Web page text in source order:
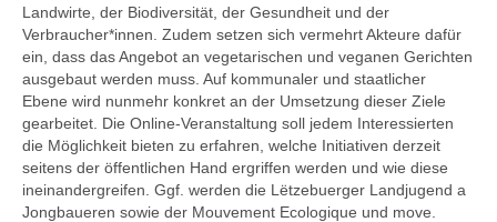
Landwirte, der Biodiversität, der Gesundheit und der
Verbraucher*innen. Zudem setzen sich vermehrt Akteure dafür
ein, dass das Angebot an vegetarischen und veganen Gerichten
ausgebaut werden muss. Auf kommunaler und staatlicher
Ebene wird nunmehr konkret an der Umsetzung dieser Ziele
gearbeitet. Die Online-Veranstaltung soll jedem Interessierten
die Möglichkeit bieten zu erfahren, welche Initiativen derzeit
seitens der öffentlichen Hand ergriffen werden und wie diese
ineinandergreifen. Ggf. werden die Lëtzebuerger Landjugend a
Jongbaueren sowie der Mouvement Ecologique und move.